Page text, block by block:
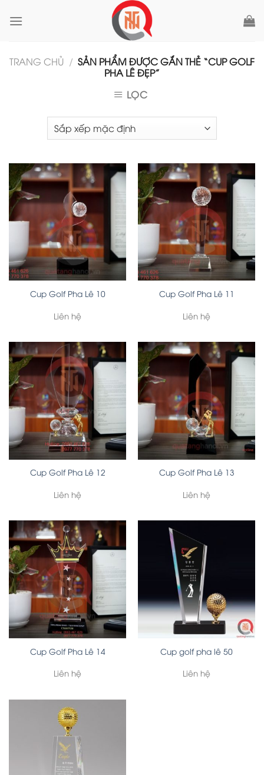
TRANG CHỦ / SẢN PHẨM ĐƯỢC GẮN THẺ “CUP GOLF
PHA LÊ ĐẸP”
LỌC
Cup Golf Pha Lê 10
Liên hệ
Cup Golf Pha Lê 11
Liên hệ
Cup Golf Pha Lê 12
Liên hệ
Cup Golf Pha Lê 13
Liên hệ
Cup Golf Pha Lê 14
Liên hệ
Cup golf pha lê 50
Liên hệ